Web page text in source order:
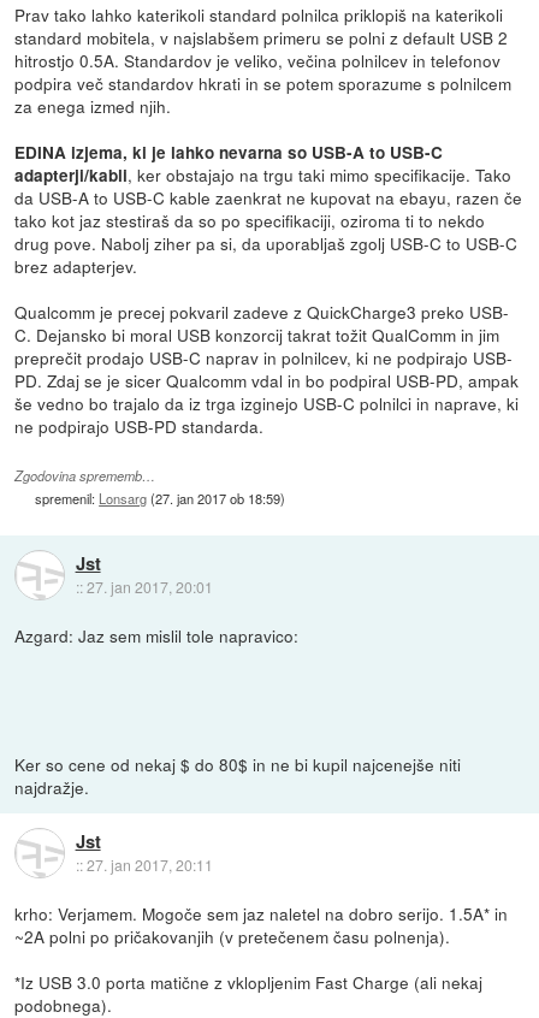
Prav tako lahko katerikoli standard polnilca priklopiš na katerikoli
standard mobitela, v najslabšem primeru se polni z default USB 2
hitrostjo 0.5A. Standardov je veliko, večina polnilcev in telefonov
podpira več standardov hkrati in se potem sporazume s polnilcem
za enega izmed njih.
EDINA izjema, ki je lahko nevarna so USB-A to USB-C
adapterji/kabli, ker obstajajo na trgu taki mimo specifikacije. Tako
da USB-A to USB-C kable zaenkrat ne kupovat na ebayu, razen če
tako kot jaz stestiraš da so po specifikaciji, oziroma ti to nekdo
drug pove. Nabolj ziher pa si, da uporabljaš zgolj USB-C to USB-C
brez adapterjev.
Qualcomm je precej pokvaril zadeve z QuickCharge3 preko USB-
C. Dejansko bi moral USB konzorcij takrat tožit QualComm in jim
preprečit prodajo USB-C naprav in polnilcev, ki ne podpirajo USB-
PD. Zdaj se je sicer Qualcomm vdal in bo podpiral USB-PD, ampak
še vedno bo trajalo da iz trga izginejo USB-C polnilci in naprave, ki
ne podpirajo USB-PD standarda.
Zgodovina sprememb…
spremenil: Lonsarg(27. jan 2017 ob 18:59)
Jst
::27. jan 2017, 20:01
Azgard: Jaz sem mislil tole napravico:
Ker so cene od nekaj $ do 80$ in ne bi kupil najcenejše niti
najdražje.
Jst
::27. jan 2017, 20:11
krho: Verjamem. Mogoče sem jaz naletel na dobro serijo. 1.5A* in
~2A polni po pričakovanjih (v pretečenem času polnenja).
*Iz USB 3.0 porta matične z vklopljenim Fast Charge (ali nekaj
podobnega).